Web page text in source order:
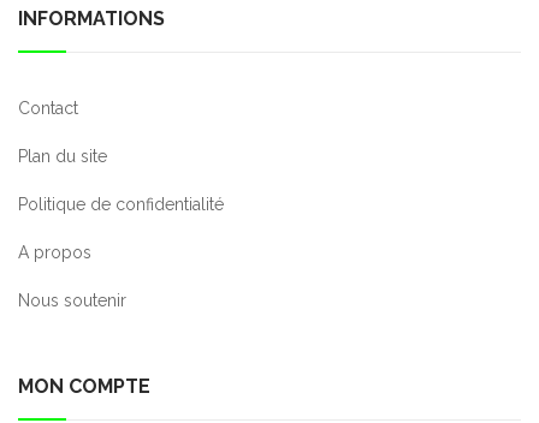
INFORMATIONS
Contact
Plan du site
Politique de confidentialité
A propos
Nous soutenir
MON COMPTE